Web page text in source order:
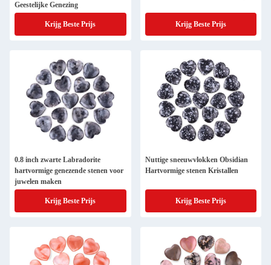
Geestelijke Genezing
Krijg Beste Prijs Krijg Beste Prijs
0.8 inch zwarte Labradorite
hartvormige genezende stenen voor
juwelen maken
Krijg Beste Prijs
Nuttige sneeuwvlokken Obsidian
Hartvormige stenen Kristallen
Krijg Beste Prijs